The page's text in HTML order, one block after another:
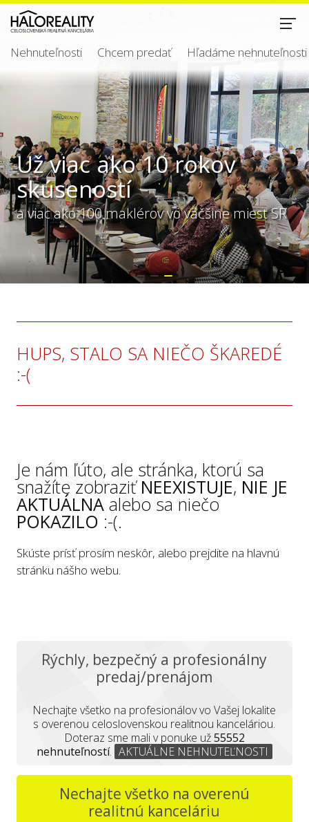
Nehnuteľnosti Chcem predať Hľadáme nehnuteľnosti
Už viac ako 10 rokov
skúseností
a viac ako 100 maklérov vo väčšine miest SR
HUPS, STALO SA NIEČO ŠKAREDÉ
:-(
Je nám ľúto, ale stránka, ktorú sa
snažíte zobraziť NEEXISTUJE, NIE JE
AKTUÁLNAalebo sa niečo
POKAZILO :-(.
Skúste prísť prosím neskôr, alebo prejdite na hlavnú
stránku nášho webu.
Rýchly, bezpečný a profesionálny
predaj/prenájom
Nechajte všetko na profesionálov vo Vašej lokalite
s overenou celoslovenskou realitnou kanceláriou.
Doteraz sme mali v ponuke už55552
nehnuteľností. AKTUÁLNE NEHNUTEĽNOSTI
Nechajte všetko na overenú
realitnú kanceláriu